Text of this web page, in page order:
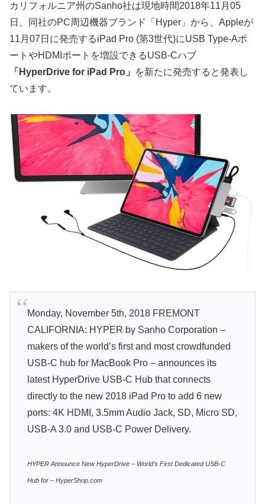
カリフォルニア州のSanho社は現地時間2018年11月05
日、同社のPC周辺機器ブランド「Hyper」から、Appleが
11月07日に発売するiPad Pro (第3世代)にUSB Type-Aポ
ートやHDMIポートを増設できるUSB-Cハブ
「HyperDrive for iPad Pro」
を新たに発売すると発表し
ています。
Monday, November 5th, 2018 FREMONT
CALIFORNIA: HYPER by Sanho Corporation –
makers of the world’s first and most crowdfunded
USB-C hub for MacBook Pro – announces its
latest HyperDrive USB-C Hub that connects
directly to the new 2018 iPad Pro to add 6 new
ports: 4K HDMI, 3.5mm Audio Jack, SD, Micro SD,
USB-A 3.0 and USB-C Power Delivery.
HYPER Announce New HyperDrive – World’s First Dedicated USB-C
Hub for – HyperShop.com